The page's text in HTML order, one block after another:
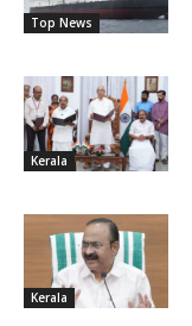
Top News
Kerala
Kerala